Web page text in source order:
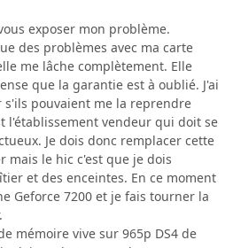
exposer mon problème.
des problèmes avec ma carte
me lâche complètement. Elle
que la garantie est à oublié. J'ai
s'ils pouvaient me la reprendre
l'établissement vendeur qui doit se
Je dois donc remplacer cette
mais le hic c'est que je dois
et des enceintes. En ce moment
Geforce 7200 et je fais tourner la
mémoire vive sur 965p DS4 de